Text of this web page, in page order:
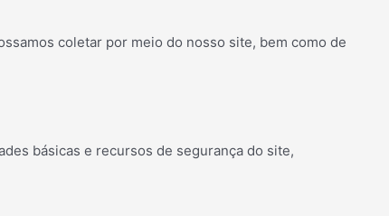
coletar por meio do nosso site, bem como de
básicas e recursos de segurança do site,